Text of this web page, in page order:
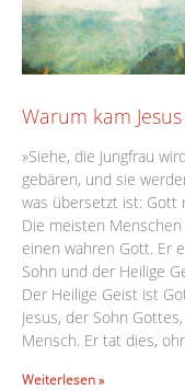
Warum kam
»Siehe, die Jungfrau
gebären, und sie
was übersetzt ist: Gott
Die meisten
einen wahren Gott. Er
Sohn und der Heilige
Der Heilige Geist ist
Jesus, der Sohn
Mensch. Er tat dies,
Weiterlesen »